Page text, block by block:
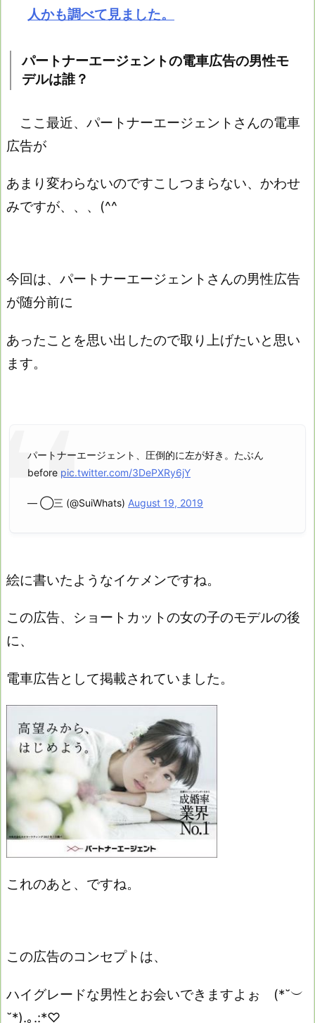
人かも調べて見ました。
パートナーエージェントの電車広告の男性モ
デルは誰？
ここ最近、パートナーエージェントさんの電車
広告が
あまり変わらないのですこしつまらない、かわせ
みですが、、、(^^ゞ
今回は、パートナーエージェントさんの男性広告
が随分前に
あったことを思い出したので取り上げたいと思い
ます。
パートナーエージェント、圧倒的に左が好き。たぶん
before pic.twitter.com/3DePXRy6jY
— ◯三 (@SuiWhats) August 19, 2019
絵に書いたようなイケメンですね。
この広告、ショートカットの女の子のモデルの後
に、
電車広告として掲載されていました。
これのあと、ですね。
この広告のコンセプトは、
ハイグレードな男性とお会いできますよぉ (*˘︶
˘*).｡.:*♡